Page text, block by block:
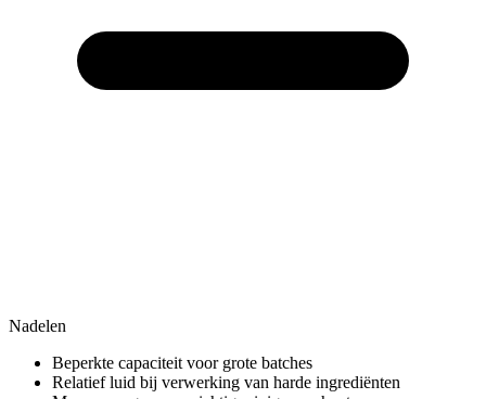
Nadelen
Beperkte capaciteit voor grote batches
Relatief luid bij verwerking van harde ingrediënten